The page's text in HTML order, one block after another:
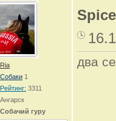
Ria
Собаки 1
Рейтинг: 3311
Ангарск
Собачий гуру
Spice
два